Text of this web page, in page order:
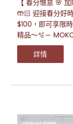
【 春分愜意 🌸
🤲🏻 迎接春分好
$100，即可享限
精品～🫧－
詳情